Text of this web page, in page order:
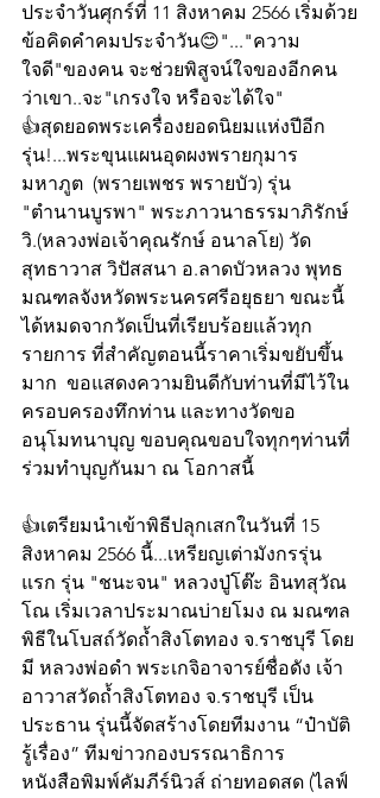
ประจำวันศุกร์ที่ 11 สิงหาคม 2566 เริ่มด้วย
ข้อคิดคำคมประจำวัน😊"..."ความ
ใจดี"ของคน จะช่วยพิสูจน์ใจของอีกคน
ว่าเขา..จะ"เกรงใจ หรือจะได้ใจ"
👍สุดยอดพระเครื่องยอดนิยมแห่งปีอีก
รุ่น!...พระขุนแผนอุดผงพรายกุมาร
มหาภูต  (พรายเพชร พรายบัว) รุ่น
"ตำนานบูรพา" พระภาวนาธรรมาภิรักษ์
วิ.(หลวงพ่อเจ้าคุณรักษ์ อนาลโย) วัด
สุทธาวาส วิปัสสนา อ.ลาดบัวหลวง พุทธ
มณฑลจังหวัดพระนครศรีอยุธยา ขณะนี้
ได้หมดจากวัดเป็นที่เรียบร้อยแล้วทุก
รายการ ที่สำคัญตอนนี้ราคาเริ่มขยับขึ้น
มาก  ขอแสดงความยินดีกับท่านที่มีไว้ใน
ครอบครองทึกท่าน และทางวัดขอ
อนุโมทนาบุญ ขอบคุณขอบใจทุกๆท่านที่
ร่วมทำบุญกันมา ณ โอกาสนี้
👍เตรียมนำเข้าพิธีปลุกเสกในวันที่ 15
สิงหาคม 2566 นี้...เหรียญเต่ามังกรรุ่น
แรก รุ่น "ชนะจน" หลวงปู่โต๊ะ อินทสุวัณ
โณ เริ่มเวลาประมาณบ่ายโมง ณ มณฑล
พิธีในโบสถ์วัดถ้ำสิงโตทอง จ.ราชบุรี โดย
มี หลวงพ่อดำ พระเกจิอาจารย์ชื่อดัง เจ้า
อาวาสวัดถ้ำสิงโตทอง จ.ราชบุรี เป็น
ประธาน รุ่นนี้จัดสร้างโดยทีมงาน “ป๋าบัติ
รู้เรื่อง” ทีมข่าวกองบรรณาธิการ
หนังสือพิมพ์คัมภีร์นิวส์ ถ่ายทอดสด (ไลฟ์